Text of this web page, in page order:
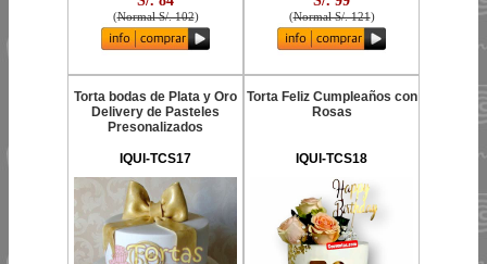
(Normal S/. 102) (Normal S/. 121)
Torta bodas de Plata y Oro
Delivery de Pasteles
Presonalizados
IQUI-TCS17
Torta Feliz Cumpleaños con
Rosas
IQUI-TCS18